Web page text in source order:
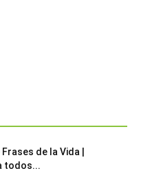
de la Vida |
todos...